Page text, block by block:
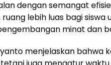
dengan semangat
lebih luas bagi siswa
minat dan
menjelaskan bahwa